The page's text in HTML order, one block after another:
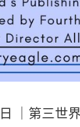
｜第三世